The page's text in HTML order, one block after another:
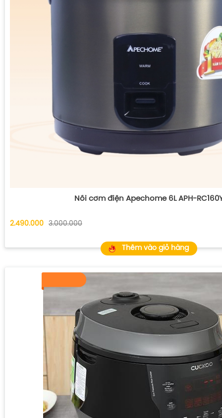
Nồi cơm điện Apechome 6L APH-
2.490.000 3.000.000
Thêm vào giỏ hàng